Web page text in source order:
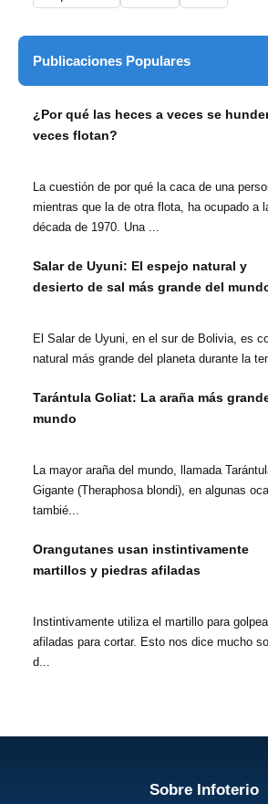
Publicaciones Populares
¿Por qué las heces a veces se
veces flotan?
La cuestión de por qué la caca de una
mientras que la de otra flota, ha ocupado a
década de 1970. Una ...
Salar de Uyuni: El espejo natural y
desierto de sal más grande del
El Salar de Uyuni, en el sur de Bolivia, es
natural más grande del planeta durante la
Tarántula Goliat: La araña más
mundo
La mayor araña del mundo, llamada
Gigante (Theraphosa blondi), en algunas
tambié...
Orangutanes usan instintivamente
martillos y piedras afiladas
Instintivamente utiliza el martillo para
afiladas para cortar. Esto nos dice mucho
d...
Sobre Infoterio